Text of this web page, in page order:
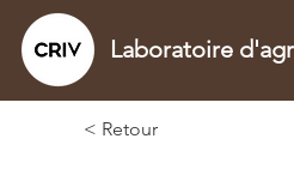
Laboratoire
< Retour